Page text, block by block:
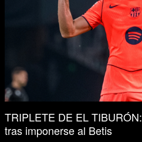
TRIPLETE DE EL
tras imponerse al Betis